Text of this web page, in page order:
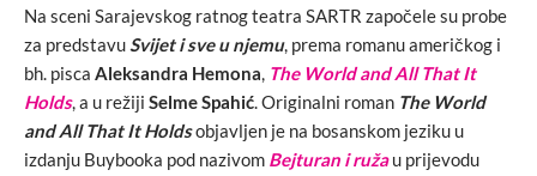
Na sceni Sarajevskog ratnog teatra SARTR započele su probe
za predstavuSvijet i sve u njemu, prema romanu američkog i
bh. pisca Aleksandra Hemona, The World and All That It
Holds, a u režiji Selme Spahić. Originalni roman The World
and All That It Holdsobjavljen je na bosanskom jeziku u
izdanju Buybooka pod nazivom Bejturan i ruža u prijevodu